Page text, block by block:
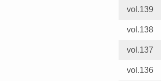
vol.139
vol.138
vol.137
vol.136